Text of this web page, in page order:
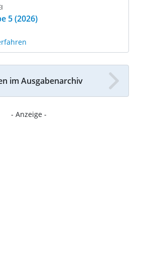
5 (2026)
im Ausgabenarchiv
- Anzeige -